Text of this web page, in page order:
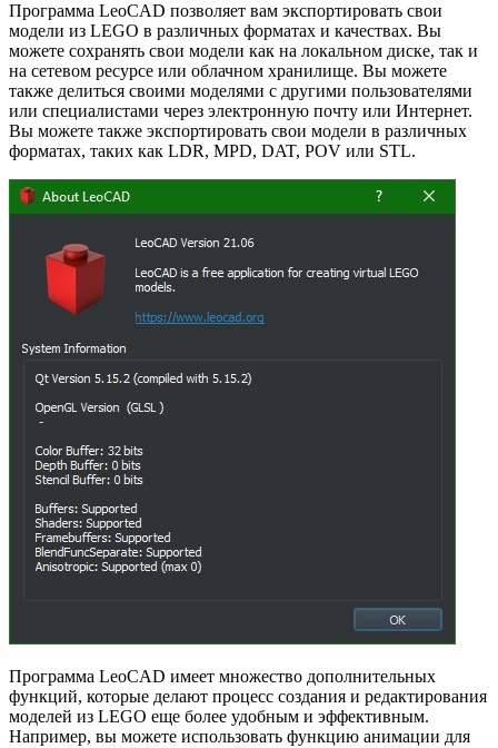
Программа LeoCAD позволяет вам экспортировать свои
модели из LEGO в различных форматах и качествах. Вы
можете сохранять свои модели как на локальном диске, так и
на сетевом ресурсе или облачном хранилище. Вы можете
также делиться своими моделями с другими пользователями
или специалистами через электронную почту или Интернет.
Вы можете также экспортировать свои модели в различных
форматах, таких как LDR, MPD, DAT, POV или STL.
Программа LeoCAD имеет множество дополнительных
функций, которые делают процесс создания и редактирования
моделей из LEGO еще более удобным и эффективным.
Например, вы можете использовать функцию анимации для